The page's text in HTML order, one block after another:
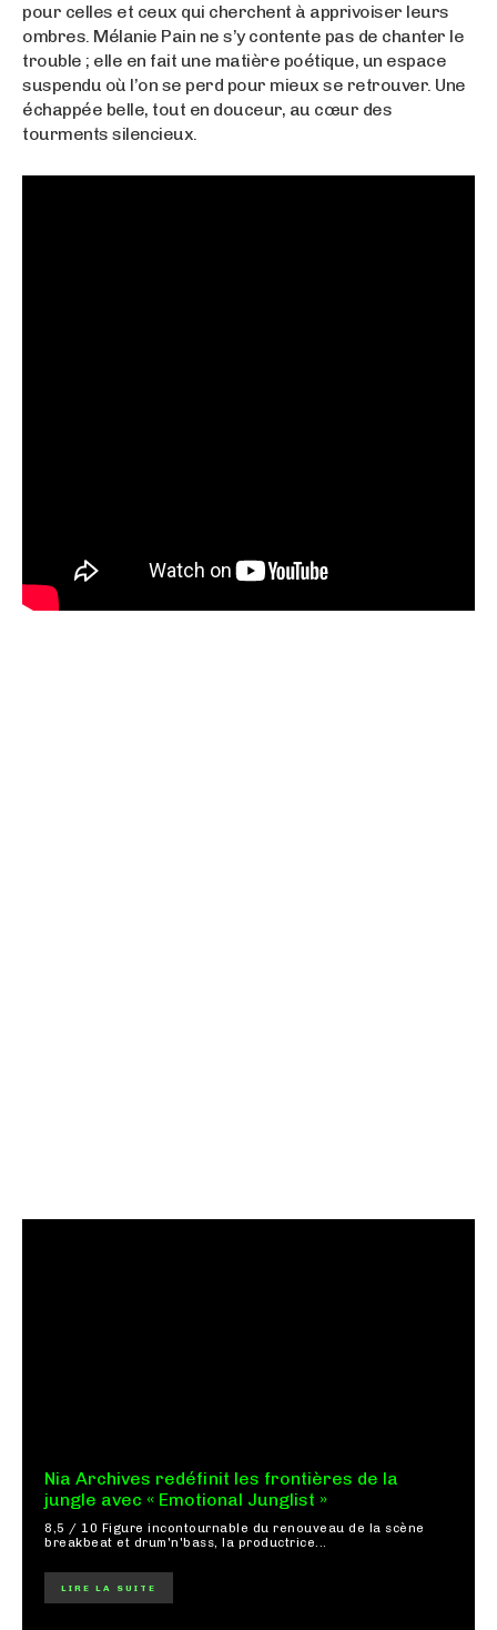
pour celles et ceux qui cherchent à apprivoiser leurs
ombres. Mélanie Pain ne s’y contente pas de chanter le
trouble ; elle en fait une matière poétique, un espace
suspendu où l’on se perd pour mieux se retrouver. Une
échappée belle, tout en douceur, au cœur des
tourments silencieux.
Nia Archives redéfinit les frontières de la
jungle avec « Emotional Junglist »
8,5 / 10 Figure incontournable du renouveau de la scène
breakbeat et drum'n'bass, la productrice...
LIRE LA SUITE